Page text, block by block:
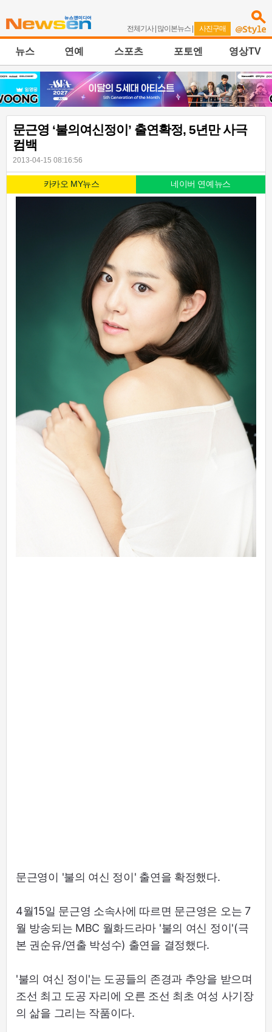
전체기사| 많이본뉴스 | 사진구매
뉴스 연예 스포츠 포토엔 영상TV
문근영 ‘불의여신정이’ 출연확정, 5년만 사극
컴백
2013-04-15 08:16:56
카카오 MY뉴스 네이버 연예뉴스
문근영이 '불의 여신 정이' 출연을 확정했다.
4월15일 문근영 소속사에 따르면 문근영은 오는 7
월 방송되는 MBC 월화드라마 '불의 여신 정이'(극
본 권순유/연출 박성수) 출연을 결정했다.
'불의 여신 정이'는 도공들의 존경과 추앙을 받으며
조선 최고 도공 자리에 오른 조선 최초 여성 사기장
의 삶을 그리는 작품이다.